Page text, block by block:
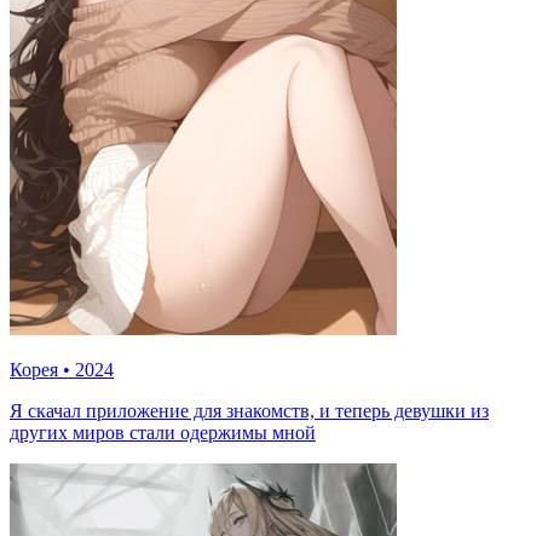
Корея • 2024
Я скачал приложение для знакомств, и теперь девушки из
других миров стали одержимы мной